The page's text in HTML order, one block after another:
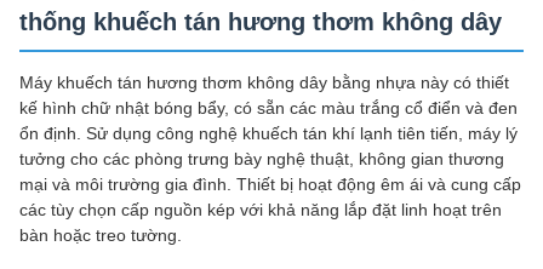
thống khuếch tán hương thơm không dây
Máy khuếch tán hương thơm không dây bằng nhựa này có thiết
kế hình chữ nhật bóng bẩy, có sẵn các màu trắng cổ điển và đen
ổn định. Sử dụng công nghệ khuếch tán khí lạnh tiên tiến, máy lý
tưởng cho các phòng trưng bày nghệ thuật, không gian thương
mại và môi trường gia đình. Thiết bị hoạt động êm ái và cung cấp
các tùy chọn cấp nguồn kép với khả năng lắp đặt linh hoạt trên
bàn hoặc treo tường.